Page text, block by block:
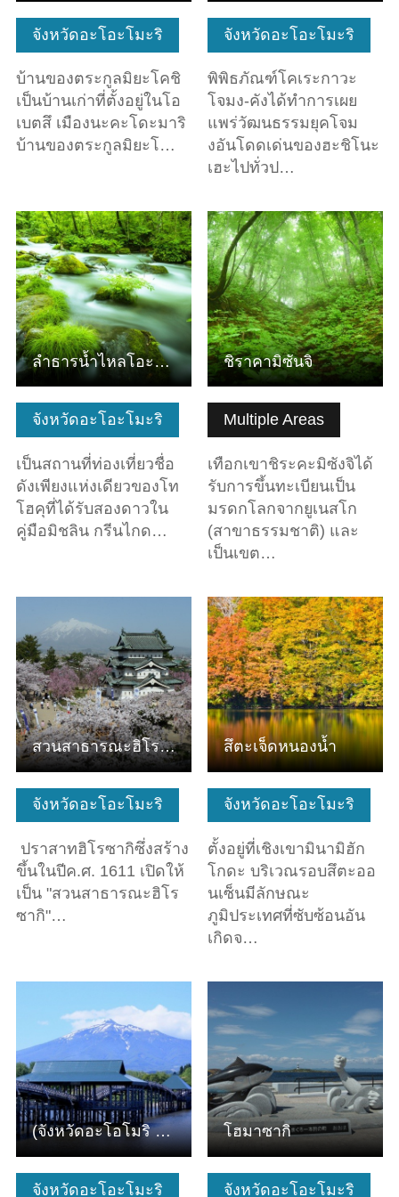
จังหวัดอะโอะโมะริ
บ้านของตระกูลมิยะโคชิ
เป็นบ้านเก่าที่ตั้งอยู่ในโอ
เบตสึ เมืองนะคะโดะมาริ
บ้านของตระกูลมิยะโ…
จังหวัดอะโอะโมะริ
พิพิธภัณฑ์โคเระกาวะ
โจมง-คังได้ทำการเผย
แพร่วัฒนธรรมยุคโจม
งอันโดดเด่นของฮะชิโนะ
เฮะไปทั่วป…
จังหวัดอะโอะโมะริ
เป็นสถานที่ท่องเที่ยวชื่อ
ดังเพียงแห่งเดียวของโท
โฮคุที่ได้รับสองดาวใน
คู่มือมิชลิน กรีนไกด…
ดูข้อมูลพื้นฐาน
ลำธารน้ำไหลโอะอิระเสะ
Multiple Areas
เทือกเขาชิระคะมิซังจิได้
รับการขึ้นทะเบียนเป็น
มรดกโลกจากยูเนสโก
(สาขาธรรมชาติ) และ
เป็นเขต…
ดูข้อมูลพื้นฐาน
ชิราคามิซันจิ
จังหวัดอะโอะโมะริ
ปราสาทฮิโรซากิซึ่งสร้าง
ขึ้นในปีค.ศ. 1611 เปิดให้
เป็น "สวนสาธารณะฮิโร
ซากิ"…
สวนสาธารณะฮิโรซากิ (ซากปราสาทฮิโรซากิ)
จังหวัดอะโอะโมะริ
ตั้งอยู่ที่เชิงเขามินามิฮัก
โกดะ บริเวณรอบสึตะออ
นเซ็นมีลักษณะ
ภูมิประเทศที่ซับซ้อนอัน
เกิดจ…
ดูข้อมูลพื้นฐาน
สึตะเจ็ดหนองน้ำ
จังหวัดอะโอะโมะริ
(จังหวัดอะโอโมริ เมืองสึรุตะ) สะพานสึรุโนะไม
จังหวัดอะโอะโมะริ
โฮมาซากิ